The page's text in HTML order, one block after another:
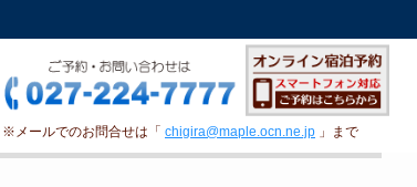
※メールでのお問合せは「 chigira@maple.ocn.ne.jp 」まで